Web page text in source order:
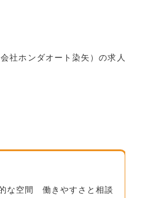
社ホンダオート染矢）の求人
な空間 働きやすさと相談